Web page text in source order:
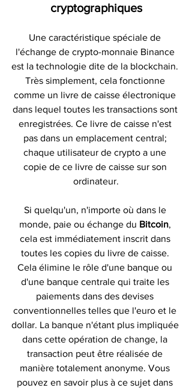
cryptographiques
Une caractéristique spéciale de
l'échange de crypto-monnaie Binance
est la technologie dite de la blockchain.
Très simplement, cela fonctionne
comme un livre de caisse électronique
dans lequel toutes les transactions sont
enregistrées. Ce livre de caisse n'est
pas dans un emplacement central;
chaque utilisateur de crypto a une
copie de ce livre de caisse sur son
ordinateur.
Si quelqu'un, n'importe où dans le
monde, paie ou échange du Bitcoin,
cela est immédiatement inscrit dans
toutes les copies du livre de caisse.
Cela élimine le rôle d'une banque ou
d'une banque centrale qui traite les
paiements dans des devises
conventionnelles telles que l'euro et le
dollar. La banque n'étant plus impliquée
dans cette opération de change, la
transaction peut être réalisée de
manière totalement anonyme. Vous
pouvez en savoir plus à ce sujet dans